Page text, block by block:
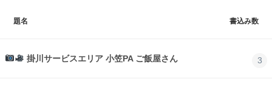
題名 書込み数
掛川サービスエリア 小笠PA ご飯屋さん 3